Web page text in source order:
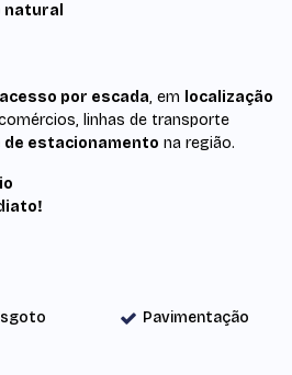
acesso por escada, em localização
linhas de transporte
de estacionamento na região.
Pavimentação